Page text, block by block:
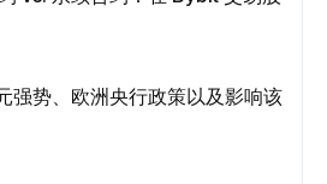
强势、欧洲央行政策以及影响该